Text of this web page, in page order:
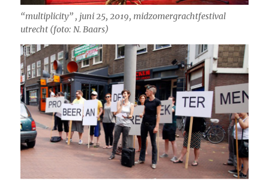
“multiplicity” , juni 25, 2019, midzomergrachtfestival
utrecht (foto: N. Baars)